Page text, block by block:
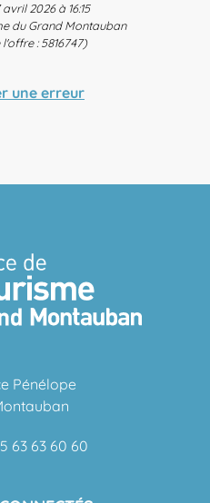
2026 à 16:15
du Grand Montauban
l'offre :5816747)
une erreur
Pénélope
63 63 60 60